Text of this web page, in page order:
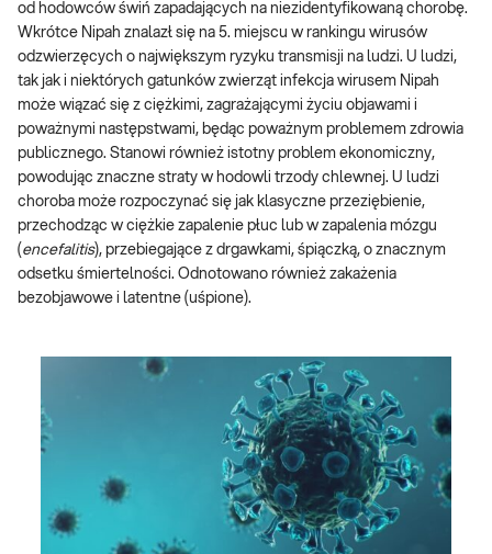
od hodowców świń zapadających na niezidentyfikowaną chorobę.
Wkrótce Nipah znalazł się na 5. miejscu w rankingu wirusów
odzwierzęcych o największym ryzyku transmisji na ludzi. U ludzi,
tak jak i niektórych gatunków zwierząt infekcja wirusem Nipah
może wiązać się z ciężkimi, zagrażającymi życiu objawami i
poważnymi następstwami, będąc poważnym problemem zdrowia
publicznego. Stanowi również istotny problem ekonomiczny,
powodując znaczne straty w hodowli trzody chlewnej. U ludzi
choroba może rozpoczynać się jak klasyczne przeziębienie,
przechodząc w ciężkie zapalenie płuc lub w zapalenia mózgu
( encefalitis), przebiegające z drgawkami, śpiączką, o znacznym
odsetku śmiertelności. Odnotowano również zakażenia
bezobjawowe i latentne (uśpione).